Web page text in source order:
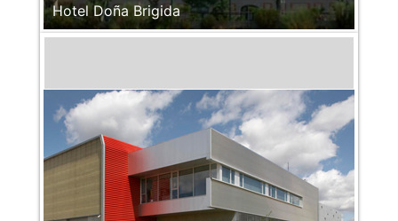
Hotel Doña Brigida